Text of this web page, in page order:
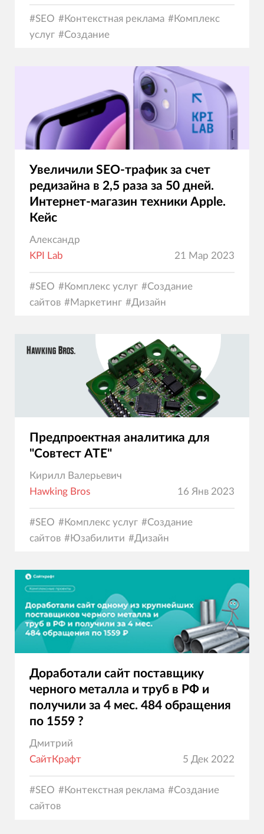
#SEO #Контекстная реклама #Комплекс
услуг #Создание
Увеличили SEO-трафик за счет
редизайна в 2,5 раза за 50 дней.
Интернет-магазин техники Apple.
Кейс
Александр
KPI Lab
21 Мар 2023
#SEO #Комплекс услуг #Создание
сайтов #Маркетинг #Дизайн
Предпроектная аналитика для
"Совтест АТЕ"
Кирилл Валерьевич
Hawking Bros
16 Янв 2023
#SEO #Комплекс услуг #Создание
сайтов #Юзабилити #Дизайн
Доработали сайт поставщику
черного металла и труб в РФ и
получили за 4 мес. 484 обращения
по 1559 ?
Дмитрий
СайтКрафт
5 Дек 2022
#SEO #Контекстная реклама #Создание
сайтов